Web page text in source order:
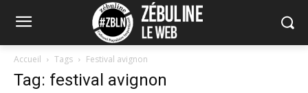
Accueil Tags Festival avignon
Tag: festival avignon